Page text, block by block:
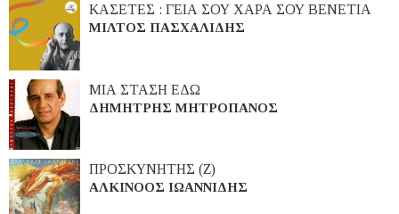
ΚΑΣΕΤΕΣ : ΓΕΙΑ ΣΟΥ ΧΑΡΑ ΣΟΥ ΒΕΝΕΤΙΑ
ΜΙΛΤΟΣ ΠΑΣΧΑΛΙΔΗΣ
ΜΙΑ ΣΤΑΣΗ ΕΔΩ
ΔΗΜΗΤΡΗΣ ΜΗΤΡΟΠΑΝΟΣ
ΠΡΟΣΚΥΝΗΤΗΣ (Ζ)
ΑΛΚΙΝΟΟΣ ΙΩΑΝΝΙΔΗΣ